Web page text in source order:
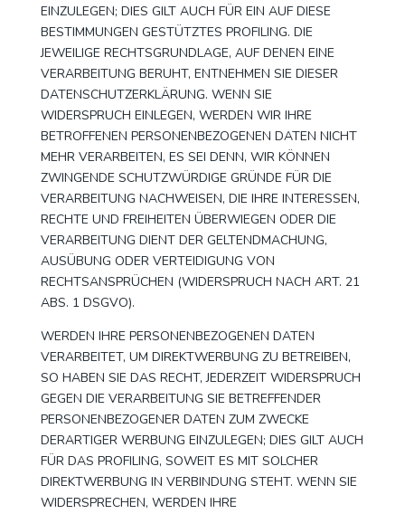
EINZULEGEN; DIES GILT AUCH FÜR EIN AUF DIESE
BESTIMMUNGEN GESTÜTZTES PROFILING. DIE
JEWEILIGE RECHTSGRUNDLAGE, AUF DENEN EINE
VERARBEITUNG BERUHT, ENTNEHMEN SIE DIESER
DATENSCHUTZERKLÄRUNG. WENN SIE
WIDERSPRUCH EINLEGEN, WERDEN WIR IHRE
BETROFFENEN PERSONENBEZOGENEN DATEN NICHT
MEHR VERARBEITEN, ES SEI DENN, WIR KÖNNEN
ZWINGENDE SCHUTZWÜRDIGE GRÜNDE FÜR DIE
VERARBEITUNG NACHWEISEN, DIE IHRE INTERESSEN,
RECHTE UND FREIHEITEN ÜBERWIEGEN ODER DIE
VERARBEITUNG DIENT DER GELTENDMACHUNG,
AUSÜBUNG ODER VERTEIDIGUNG VON
RECHTSANSPRÜCHEN (WIDERSPRUCH NACH ART. 21
ABS. 1 DSGVO).
WERDEN IHRE PERSONENBEZOGENEN DATEN
VERARBEITET, UM DIREKTWERBUNG ZU BETREIBEN,
SO HABEN SIE DAS RECHT, JEDERZEIT WIDERSPRUCH
GEGEN DIE VERARBEITUNG SIE BETREFFENDER
PERSONENBEZOGENER DATEN ZUM ZWECKE
DERARTIGER WERBUNG EINZULEGEN; DIES GILT AUCH
FÜR DAS PROFILING, SOWEIT ES MIT SOLCHER
DIREKTWERBUNG IN VERBINDUNG STEHT. WENN SIE
WIDERSPRECHEN, WERDEN IHRE